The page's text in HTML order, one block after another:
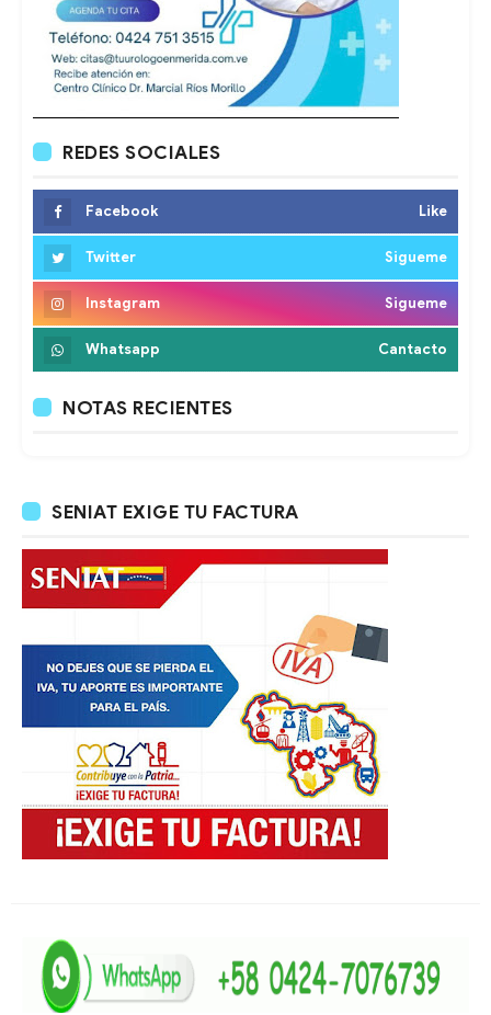
REDES SOCIALES
Facebook Like
Twitter Sigueme
Instagram Sigueme
Whatsapp Cantacto
NOTAS RECIENTES
SENIAT EXIGE TU FACTURA